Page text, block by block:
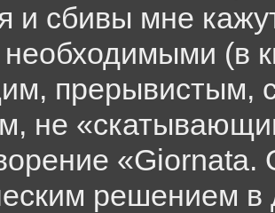
и сбивы мне
(в
прерывистым,
не
«Giornata.
решением в